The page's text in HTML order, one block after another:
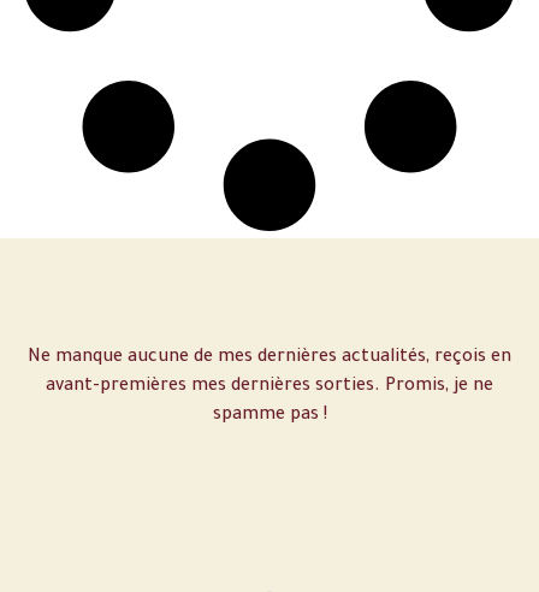
Ne manque aucune de mes dernières actualités, reçois en
avant-premières mes dernières sorties. Promis, je ne
spamme pas !